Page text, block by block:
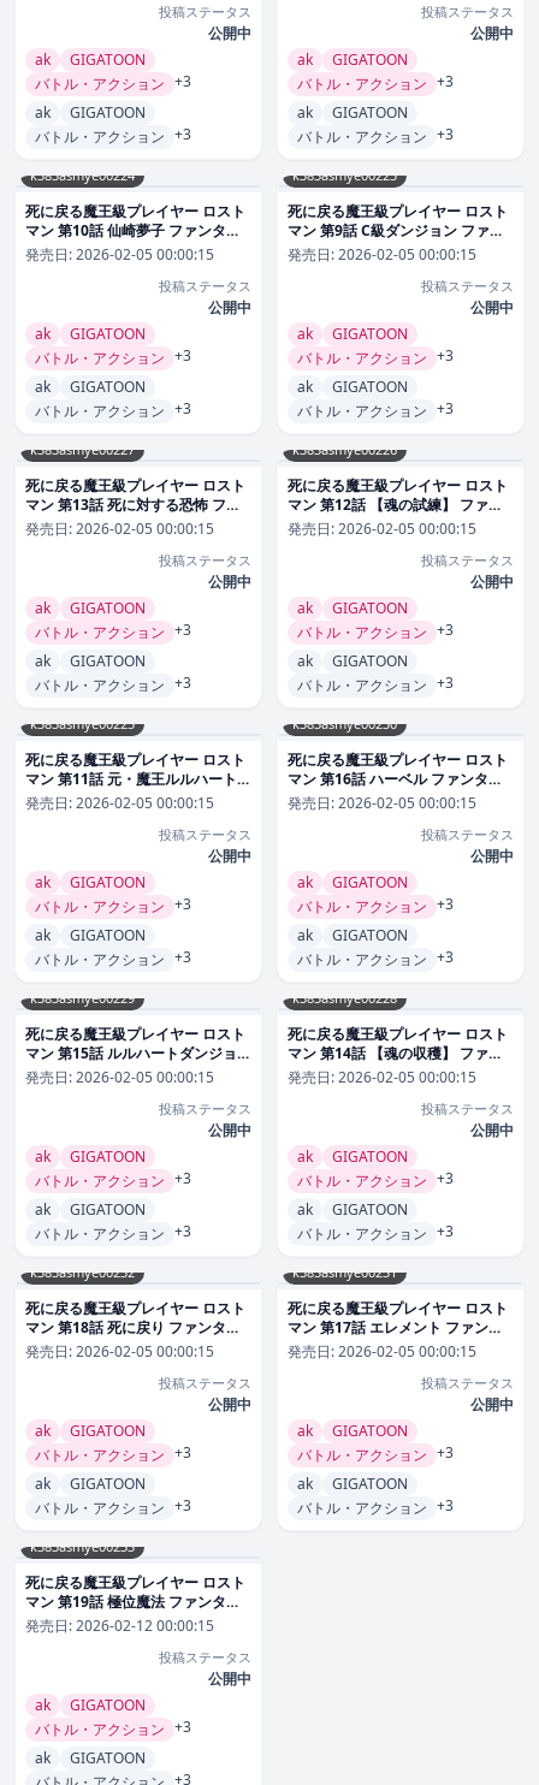
投稿ステータス
公開中
ak
GIGATOON
バトル・アクション +3
ak
GIGATOON
バトル・アクション +3
投稿ステータス
公開中
ak
GIGATOON
バトル・アクション +3
ak
GIGATOON
バトル・アクション +3
k383asmye00224
死に戻る魔王級プレイヤー ロスト
マン 第10話 仙崎夢子 ファンタジ
ー
発売日:2026-02-05 00:00:15
投稿ステータス
公開中
ak
GIGATOON
バトル・アクション +3
ak
GIGATOON
バトル・アクション +3
k383asmye00223
死に戻る魔王級プレイヤー ロスト
マン 第9話 C級ダンジョン ファン
タジー
発売日:2026-02-05 00:00:15
投稿ステータス
公開中
ak
GIGATOON
バトル・アクション +3
ak
GIGATOON
バトル・アクション +3
k383asmye00227
死に戻る魔王級プレイヤー ロスト
マン 第13話 死に対する恐怖 ファ
ンタジー
発売日:2026-02-05 00:00:15
投稿ステータス
公開中
ak
GIGATOON
バトル・アクション +3
ak
GIGATOON
バトル・アクション +3
k383asmye00226
死に戻る魔王級プレイヤー ロスト
マン 第12話 【魂の試練】 ファン
タジー
発売日:2026-02-05 00:00:15
投稿ステータス
公開中
ak
GIGATOON
バトル・アクション +3
ak
GIGATOON
バトル・アクション +3
k383asmye00225
死に戻る魔王級プレイヤー ロスト
マン 第11話 元・魔王ルルハート
ファンタジー
発売日:2026-02-05 00:00:15
投稿ステータス
公開中
ak
GIGATOON
バトル・アクション +3
ak
GIGATOON
バトル・アクション +3
k383asmye00230
死に戻る魔王級プレイヤー ロスト
マン 第16話 ハーベル ファンタジ
ー
発売日:2026-02-05 00:00:15
投稿ステータス
公開中
ak
GIGATOON
バトル・アクション +3
ak
GIGATOON
バトル・アクション +3
k383asmye00229
死に戻る魔王級プレイヤー ロスト
マン 第15話 ルルハートダンジョン
ファンタジー
発売日:2026-02-05 00:00:15
投稿ステータス
公開中
ak
GIGATOON
バトル・アクション +3
ak
GIGATOON
バトル・アクション +3
k383asmye00228
死に戻る魔王級プレイヤー ロスト
マン 第14話 【魂の収穫】 ファン
タジー
発売日:2026-02-05 00:00:15
投稿ステータス
公開中
ak
GIGATOON
バトル・アクション +3
ak
GIGATOON
バトル・アクション +3
k383asmye00232
死に戻る魔王級プレイヤー ロスト
マン 第18話 死に戻り ファンタジ
ー
発売日:2026-02-05 00:00:15
投稿ステータス
公開中
ak
GIGATOON
バトル・アクション +3
ak
GIGATOON
バトル・アクション +3
k383asmye00231
死に戻る魔王級プレイヤー ロスト
マン 第17話 エレメント ファンタ
ジー
発売日:2026-02-05 00:00:15
投稿ステータス
公開中
ak
GIGATOON
バトル・アクション +3
ak
GIGATOON
バトル・アクション +3
k383asmye00233
死に戻る魔王級プレイヤー ロスト
マン 第19話 極位魔法 ファンタジ
ー
発売日:2026-02-12 00:00:15
投稿ステータス
公開中
ak
GIGATOON
バトル・アクション +3
ak
GIGATOON
+3